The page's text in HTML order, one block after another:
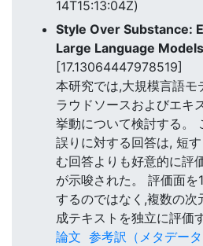
14T15:13:04Z)
Style Over Substance:
Large Language Models
[17.13064447978519]
本研究では,大規模言語モ
ラウドソースおよびエキ
挙動について検討する。
誤りに対する回答は, 短
む回答よりも好意的に評
が示唆された。 評価面を
するのではなく,複数の次
成テキストを独立に評価
論文 参考訳（メタデータ